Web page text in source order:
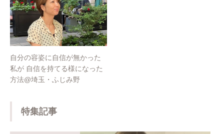
自分の容姿に自信が無かった
私が 自信を持てる様になった
方法@埼玉・ふじみ野
特集記事